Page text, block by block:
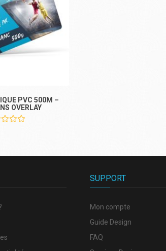
PVC 500Μ –
OVERLAY
SUPPORT
Mon compte
Guide Design
FAQ